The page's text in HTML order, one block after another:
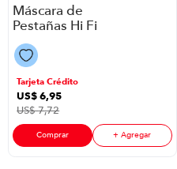
Máscara de
Pestañas Hi Fi
Waterproof
Max Factor
P8766 | Black
01 10071138-
W
Tarjeta Crédito
US$6,95
US$7,72
Comprar + Agregar